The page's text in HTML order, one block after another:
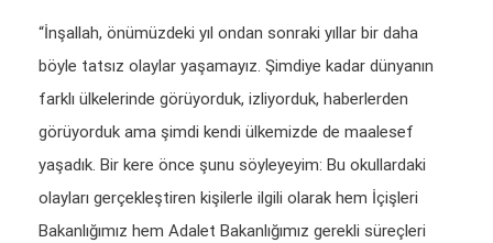
“İnşallah, önümüzdeki yıl ondan sonraki yıllar bir daha
böyle tatsız olaylar yaşamayız. Şimdiye kadar dünyanın
farklı ülkelerinde görüyorduk, izliyorduk, haberlerden
görüyorduk ama şimdi kendi ülkemizde de maalesef
yaşadık. Bir kere önce şunu söyleyeyim: Bu okullardaki
olayları gerçekleştiren kişilerle ilgili olarak hem İçişleri
Bakanlığımız hem Adalet Bakanlığımız gerekli süreçleri